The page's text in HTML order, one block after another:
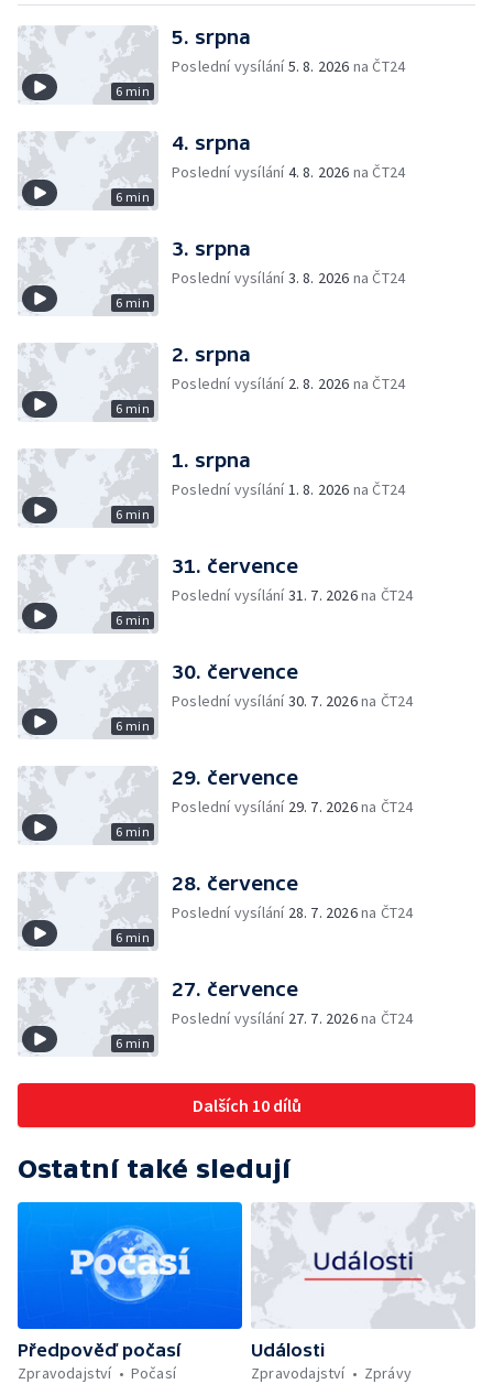
6 min
5. srpna
Poslední vysílání5. 8. 2026 na ČT24
6 min
4. srpna
Poslední vysílání4. 8. 2026 na ČT24
6 min
3. srpna
Poslední vysílání3. 8. 2026 na ČT24
6 min
2. srpna
Poslední vysílání 2. 8. 2026 na ČT24
6 min
1. srpna
Poslední vysílání1. 8. 2026 na ČT24
6 min
31. července
Poslední vysílání31. 7. 2026na ČT24
6 min
30. července
Poslední vysílání30. 7. 2026na ČT24
6 min
29. července
Poslední vysílání 29. 7. 2026na ČT24
6 min
28. července
Poslední vysílání 28. 7. 2026na ČT24
6 min
27. července
Poslední vysílání 27. 7. 2026na ČT24
Dalších 10 dílů
Ostatní také sledují
Předpověď počasí
Zpravodajství
Počasí
Události
Zpravodajství
Zprávy